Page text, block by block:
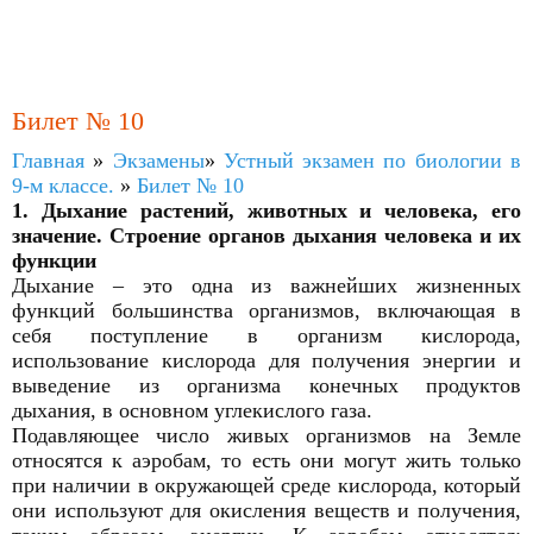
Билет № 10
Главная » Экзамены» Устный экзамен по биологии в
9-м классе. » Билет № 10
1. Дыхание растений, животных и человека, его
значение. Строение органов дыхания человека и их
функции
Дыхание – это одна из важнейших жизненных
функций большинства организмов, включающая в
себя поступление в организм кислорода,
использование кислорода для получения энергии и
выведение из организма конечных продуктов
дыхания, в основном углекислого газа.
Подавляющее число живых организмов на Земле
относятся к аэробам, то есть они могут жить только
при наличии в окружающей среде кислорода, который
они используют для окисления веществ и получения,